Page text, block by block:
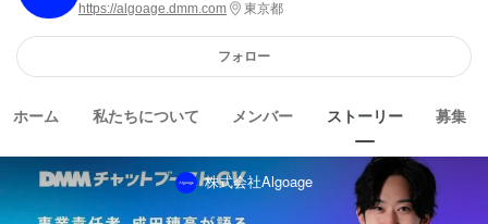
https://algoage.dmm.com 東京都
フォロー
ホーム 私たちについて メンバー ストーリー 募集
株式会社Algoage